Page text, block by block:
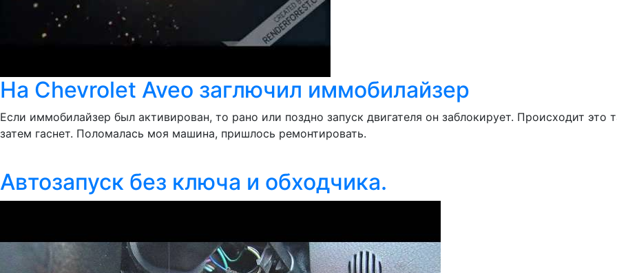
На Chevrolet Aveo заглючил иммобилайзер
Если иммобилайзер был активирован, то рано или поздно запуск двигателя он заблокирует. Происходит это
затем гаснет. Поломалась моя машина, пришлось ремонтировать.
Автозапуск без ключа и обходчика.